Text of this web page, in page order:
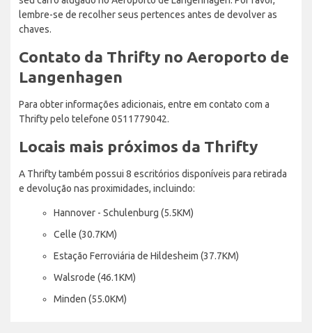
lembre-se de recolher seus pertences antes de devolver as
chaves.
Contato da Thrifty no Aeroporto de
Langenhagen
Para obter informações adicionais, entre em contato com a
Thrifty pelo telefone 0511779042.
Locais mais próximos da Thrifty
A Thrifty também possui 8 escritórios disponíveis para retirada
e devolução nas proximidades, incluindo:
Hannover - Schulenburg (5.5KM)
Celle (30.7KM)
Estação Ferroviária de Hildesheim (37.7KM)
Walsrode (46.1KM)
Minden (55.0KM)